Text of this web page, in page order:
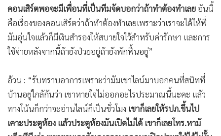
คอนเสิร์ตพอจะมีเพื่อนที่เป็นทีมจัดบอกว่าถ้าทำต้องทำเลย อันนี้
คือเรื่องของคอนเสิร์ตว่าถ้าทำต้องทำเลยเพราะว่าเราจะได้ให้พี่
มัมอุ่นใจแล้วก็มีเงินสำรองให้สบายใจไว้สำหรับค่ารักษา และการ
ใช้จ่ายหลังจากนี้ถ้ายังป่วยอยู่ถ้ายังพักฟื้นอยู่”
อ้วน : “รับทราบอาการเพราะว่ามัมเขาไลน์มาบอกคนที่สนิทที่
บ้านอยู่ใกล้กันว่า เขาหายใจไม่ออกอะไรประมาณนี้นะคะ แล้ว
ทางโน้นก็กว่าจะอ่านไลน์ก็เป็นชั่วโมง เขาก็เลยให้รปภ.ขึ้นไป
เคาะประตูห้อง แล้วประตูห้องมันเปิดไม่ได้ เขาก็เลยโทร.หามั